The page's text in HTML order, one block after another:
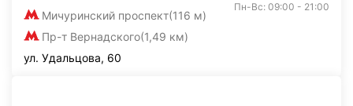
Мичуринский проспект(116 м)
Пр-т Вернадского(1,49 км)
Пн-Вс: 09:00 - 21:00
ул. Удальцова, 60